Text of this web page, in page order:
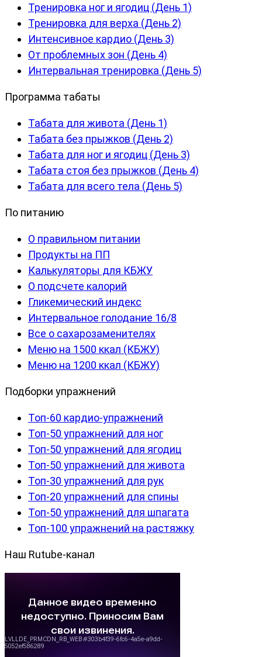
Тренировка ног и ягодиц (День 1)
Тренировка для верха (День 2)
Интенсивное кардио (День 3)
От проблемных зон (День 4)
Интервальная тренировка (День 5)
Программа табаты
Табата для живота (День 1)
Табата без прыжков (День 2)
Табата для ног и ягодиц (День 3)
Табата стоя без прыжков (День 4)
Табата для всего тела (День 5)
По питанию
О правильном питании
Продукты на ПП
Калькуляторы для КБЖУ
О подсчете калорий
Гликемический индекс
Интервальное голодание 16/8
Все о сахарозаменителях
Меню на 1500 ккал (КБЖУ)
Меню на 1200 ккал (КБЖУ)
Подборки упражнений
Топ-60 кардио-упражнений
Топ-50 упражнений для ног
Топ-50 упражнений для ягодиц
Топ-50 упражнений для живота
Топ-30 упражнений для рук
Топ-20 упражнений для спины
Топ-50 упражнений для шпагата
Топ-100 упражнений на растяжку
Наш Rutube-канал